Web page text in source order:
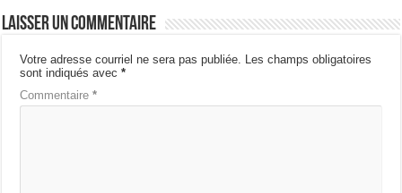
Laisser un commentaire
Votre adresse courriel ne sera pas publiée. Les champs obligatoires
sont indiqués avec*
Commentaire*